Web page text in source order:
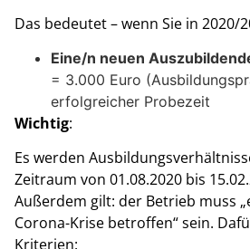
Das bedeutet – wenn Sie in 2020/
Eine/n neuen
= 3.000 Euro
erfolgreicher Probezeit
Wichtig:
Es werden
Zeitraum von 01.08.2020 bis
Außerdem gilt: der Betrieb muss
Corona-Krise betroffen“ sein.
Kriterien: